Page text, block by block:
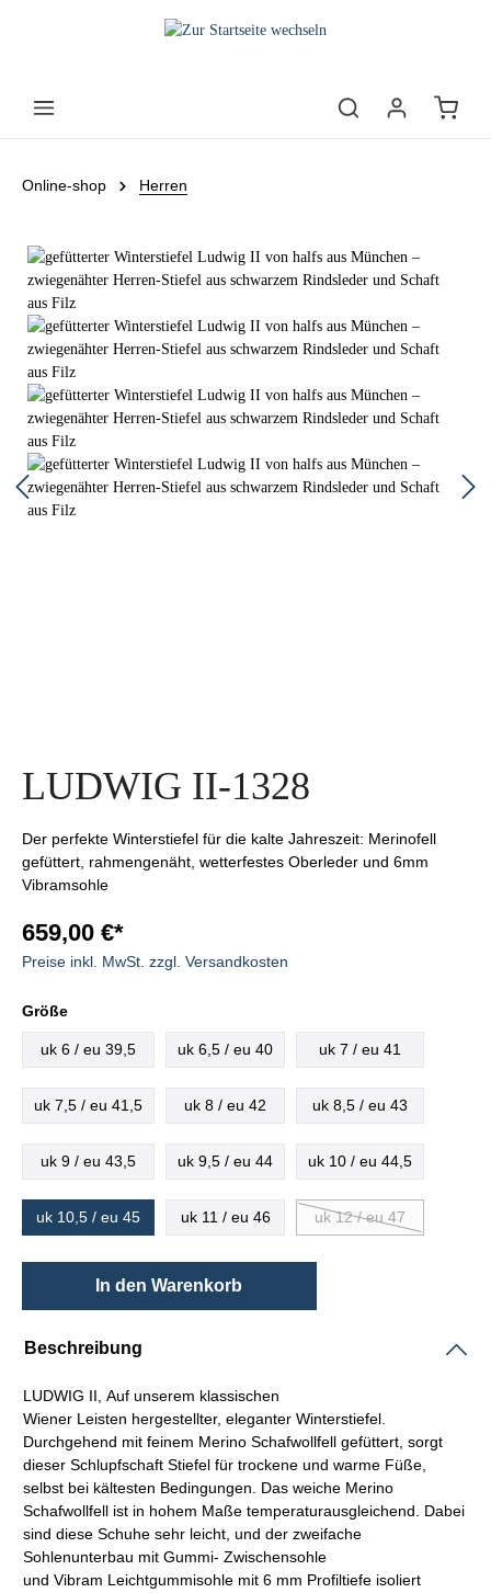
Online-shop Herren
LUDWIG II-1328
Der perfekte Winterstiefel für die kalte Jahreszeit: Merinofell
gefüttert, rahmengenäht, wetterfestes Oberleder und 6mm
Vibramsohle
659,00 €*
Preise inkl. MwSt. zzgl. Versandkosten
Größe
uk 6 / eu 39,5 uk 6,5 / eu 40 uk 7 / eu 41
uk 7,5 / eu 41,5 uk 8 / eu 42 uk 8,5 / eu 43
uk 9 / eu 43,5 uk 9,5 / eu 44 uk 10 / eu 44,5
uk 10,5 / eu 45 uk 11 / eu 46 uk 12 / eu 47
In den Warenkorb
Beschreibung
LUDWIG II, Auf unserem klassischen
Wiener Leisten hergestellter, eleganter Winterstiefel.
Durchgehend mit feinem Merino Schafwollfell gefüttert, sorgt
dieser Schlupfschaft Stiefel für trockene und warme Füße,
selbst bei kältesten Bedingungen. Das weiche Merino
Schafwollfell ist in hohem Maße temperaturausgleichend. Dabei
sind diese Schuhe sehr leicht, und der zweifache
Sohlenunterbau mit Gummi- Zwischensohle
und Vibram Leichtgummisohle mit 6 mm Profiltiefe isoliert